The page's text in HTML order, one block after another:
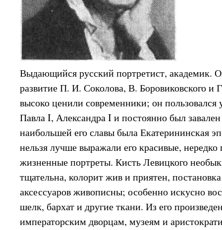
Выдающийся русский портретист, академик.
развитие П. И. Соколова, В. Боровиковского и
высоко ценили современники; он
Павла I, Александра I и постоянно был
наибольшей его славы была Екатерининская
нельзя лучше выражали его красивые, нередко
жизненные портреты. Кисть Левицкого
тщательна, колорит жив и приятен,
аксессуаров живописны; особенно искусно
шелк, бархат и другие ткани. Из его
императорским дворцам, музеям и